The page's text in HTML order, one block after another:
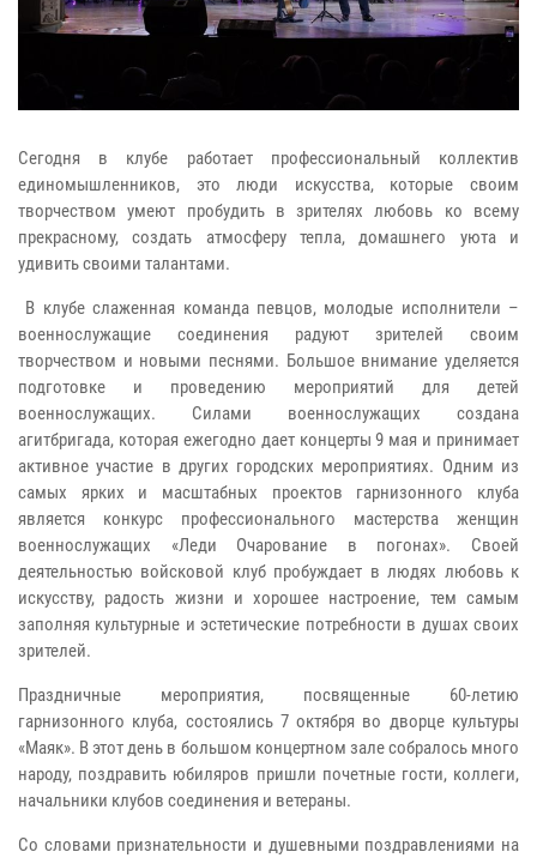
Сегодня в клубе работает профессиональный коллектив
единомышленников, это люди искусства, которые своим
творчеством умеют пробудить в зрителях любовь ко всему
прекрасному, создать атмосферу тепла, домашнего уюта и
удивить своими талантами.
В клубе слаженная команда певцов, молодые исполнители –
военнослужащие соединения радуют зрителей своим
творчеством и новыми песнями. Большое внимание уделяется
подготовке и проведению мероприятий для детей
военнослужащих. Силами военнослужащих создана
агитбригада, которая ежегодно дает концерты 9 мая и принимает
активное участие в других городских мероприятиях. Одним из
самых ярких и масштабных проектов гарнизонного клуба
является конкурс профессионального мастерства женщин
военнослужащих «Леди Очарование в погонах». Своей
деятельностью войсковой клуб пробуждает в людях любовь к
искусству, радость жизни и хорошее настроение, тем самым
заполняя культурные и эстетические потребности в душах своих
зрителей.
Праздничные мероприятия, посвященные 60-летию
гарнизонного клуба, состоялись 7 октября во дворце культуры
«Маяк». В этот день в большом концертном зале собралось много
народу, поздравить юбиляров пришли почетные гости, коллеги,
начальники клубов соединения и ветераны.
Со словами признательности и душевными поздравлениями на